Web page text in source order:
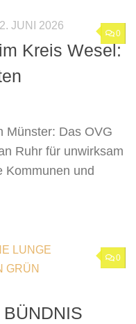
0
JUNI 2026
Kreis Wesel:
Münster: Das OVG
Ruhr für unwirksam
Kommunen und
0
LUNGE
GRÜN